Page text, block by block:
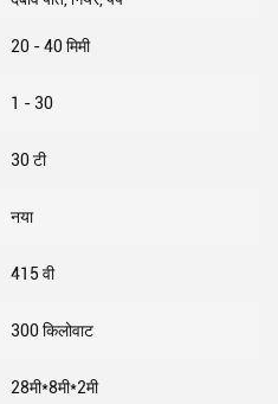
20 - 40 मिमी
1 - 30
30 टी
नया
415 वी
300 किलोवाट
28मी*8मी*2मी